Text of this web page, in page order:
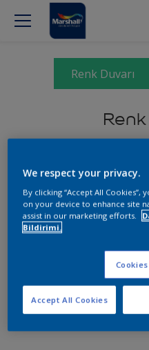
Renk Duvarı
We respect your privacy.
By clicking “Accept All
on your device to enhance site
assist in our marketing efforts.
Bildirimi.
Accept All Cookies